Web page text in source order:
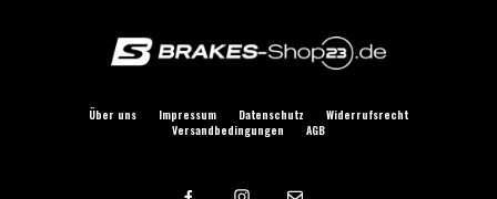
Über uns Impressum Datenschutz
Widerrufsrecht
Versandbedingungen
AGB